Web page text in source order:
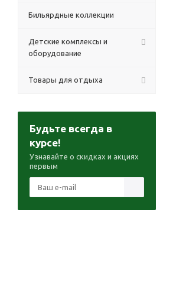
Бильярдные коллекции
Детские комплексы и
оборудование
Товары для отдыха
Будьте всегда в
курсе!
Узнавайте о скидках и акциях
первым